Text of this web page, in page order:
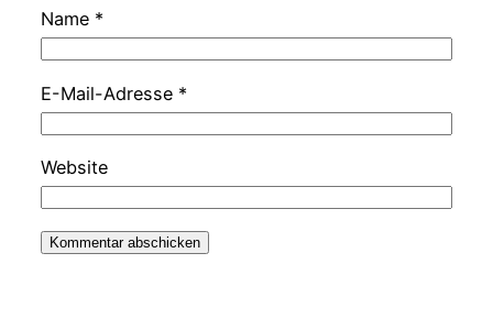
Name *
E-Mail-Adresse *
Website